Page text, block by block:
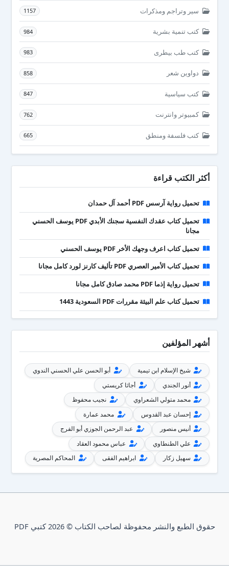
سير وتراجم ومذكرات 1157
كتب تنمية بشرية 984
كتب طب بيطرى 983
دواوين شعر 858
كتب سياسية 847
كمبيوتر وانترنت 762
كتب فلسفة ومنطق 665
أكثر الكتب قراءة
تحميل رواية آرسس PDF أحمد آل حمدان
تحميل كتاب عقدك النفسية سجنك الأبدي PDF يوسف الحسني
مجانا
تحميل كتاب اعرف وجهك الأخر PDF يوسف الحسني
تحميل كتاب الأمير العصري PDF تأليف كارنز لورد كامل مجانا
تحميل رواية إذما PDF محمد صادق كامل مجانا
تحميل كتاب علم البيئة مقررات PDF السعودية 1443
أشهر المؤلفين
شيخ الإسلام ابن تيمية
أبو الحسن علي الحسني الندوي
أنور الجندي
أجاثا كريستي
محمد متولي الشعراوي
نجيب محفوظ
إحسان عبد القدوس
محمد عمارة
أنيس منصور
عبد الرحمن الجوزي أبو الفرج
علي الطنطاوي
عباس محمود العقاد
سهيل زكار
ابراهيم الفقى المحاكم المصرية
حقوق الطبع والنشر محفوظة لصاحب الكتاب © 2026 كتبي PDF